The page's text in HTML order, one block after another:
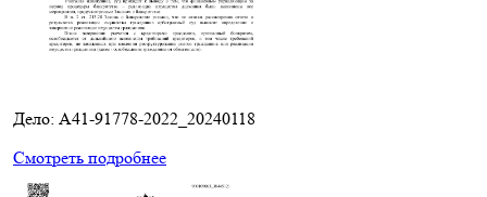
Дело: A41-91778-2022_20240118
Смотреть подробнее